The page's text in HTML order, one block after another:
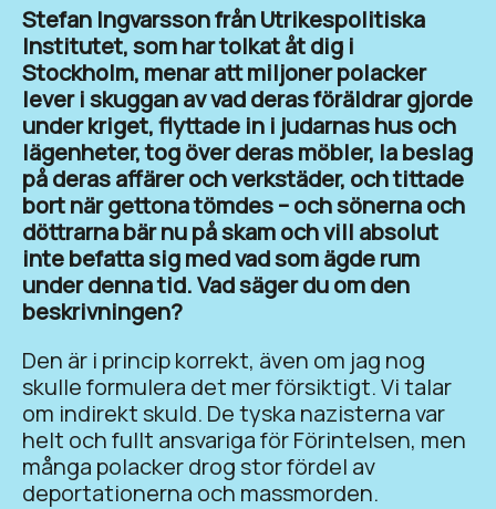
Stefan Ingvarsson från Utrikespolitiska
Institutet, som har tolkat åt dig i
Stockholm, menar att miljoner polacker
lever i skuggan av vad deras föräldrar gjorde
under kriget, flyttade in i judarnas hus och
lägenheter, tog över deras möbler, la beslag
på deras affärer och verkstäder, och tittade
bort när gettona tömdes – och sönerna och
döttrarna bär nu på skam och vill absolut
inte befatta sig med vad som ägde rum
under denna tid.Vad säger du om den
beskrivningen?
Den är i princip korrekt, även om jag nog
skulle formulera det mer försiktigt. Vi talar
om indirekt skuld. De tyska nazisterna var
helt och fullt ansvariga för Förintelsen, men
många polacker drog stor fördel av
deportationerna och massmorden.